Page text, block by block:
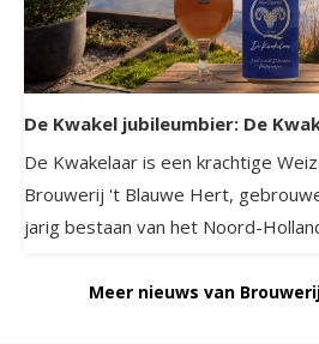
De Kwakel jubileumbier: De
De Kwakelaar is een krachtige
Brouwerij 't Blauwe Hert,
jarig bestaan van het Noord-
Meer nieuws van